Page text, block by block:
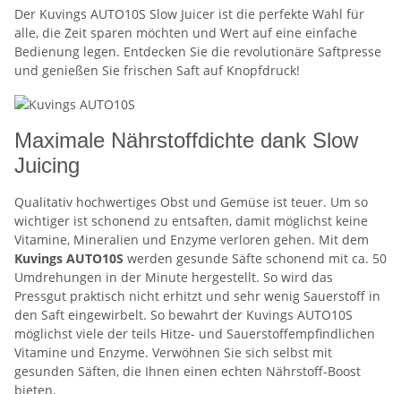
Der Kuvings AUTO10S Slow Juicer ist die perfekte Wahl für
alle, die Zeit sparen möchten und Wert auf eine einfache
Bedienung legen. Entdecken Sie die revolutionäre Saftpresse
und genießen Sie frischen Saft auf Knopfdruck!
Maximale Nährstoffdichte dank Slow
Juicing
Qualitativ hochwertiges Obst und Gemüse ist teuer. Um so
wichtiger ist schonend zu entsaften, damit möglichst keine
Vitamine, Mineralien und Enzyme verloren gehen. Mit dem
Kuvings AUTO10S werden gesunde Säfte schonend mit ca. 50
Umdrehungen in der Minute hergestellt. So wird das
Pressgut praktisch nicht erhitzt und sehr wenig Sauerstoff in
den Saft eingewirbelt. So bewahrt der Kuvings AUTO10S
möglichst viele der teils Hitze- und Sauerstoffempfindlichen
Vitamine und Enzyme. Verwöhnen Sie sich selbst mit
gesunden Säften, die Ihnen einen echten Nährstoff-Boost
bieten.